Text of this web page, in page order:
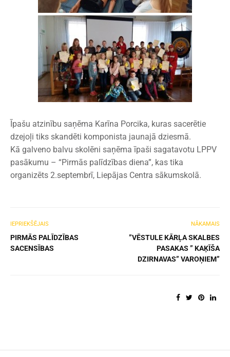
Īpašu atzinību saņēma Karīna Porcika, kuras sacerētie
dzejoļi tiks skandēti komponista jaunajā dziesmā.​
Kā galveno balvu skolēni saņēma īpaši sagatavotu LPPV
pasākumu – “Pirmās palīdzības diena”​, kas tika
organizēts 2.septembrī, Liepājas Centra sākumskolā.
IEPRIEKŠĒJAIS
PIRMĀS PALĪDZĪBAS
SACENSĪBAS
NĀKAMAIS
”VĒSTULE KĀRĻA SKALBES
PASAKAS ” KAĶĪŠA
DZIRNAVAS” VAROŅIEM”